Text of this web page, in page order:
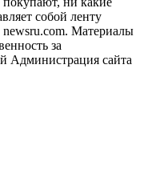
собой ленту
newsru.com. Материалы
за
Администрация сайта